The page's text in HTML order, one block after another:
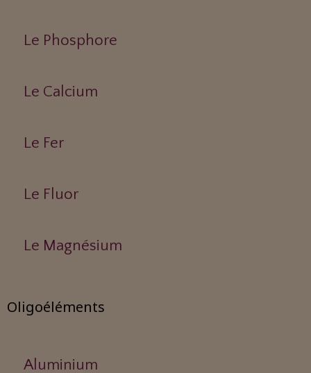
Le Phosphore
Le Calcium
Le Fer
Le Fluor
Le Magnésium
Oligoéléments
Aluminium